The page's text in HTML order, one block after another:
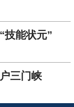
技能状元”
三门峡